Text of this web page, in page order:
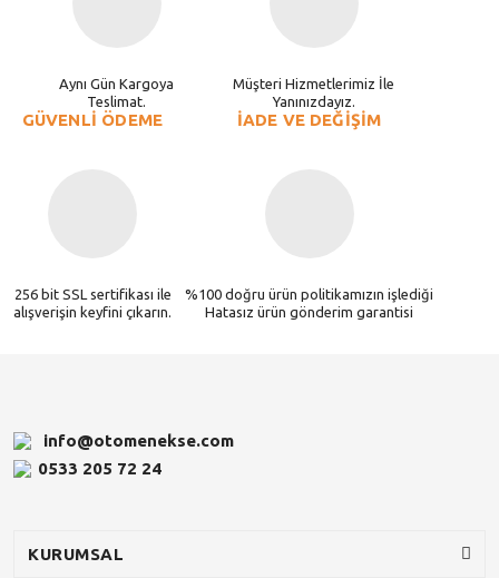
Aynı Gün Kargoya
Teslimat.
Müşteri Hizmetlerimiz İle
Yanınızdayız.
GÜVENLİ ÖDEME
256 bit SSL sertifikası ile
alışverişin keyfini çıkarın.
İADE VE DEĞİŞİM
%100 doğru ürün politikamızın işlediği
Hatasız ürün gönderim garantisi
info@otomenekse.com
0533 205 72 24
KURUMSAL